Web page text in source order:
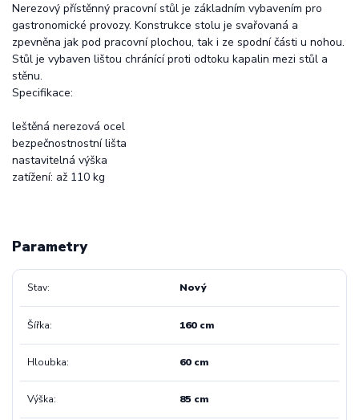
Nerezový přístěnný pracovní stůl je základním vybavením pro
gastronomické provozy. Konstrukce stolu je svařovaná a
zpevněna jak pod pracovní plochou, tak i ze spodní části u nohou.
Stůl je vybaven lištou chránící proti odtoku kapalin mezi stůl a
stěnu.
Specifikace:
leštěná nerezová ocel
bezpečnostnostní lišta
nastavitelná výška
zatížení: až 110 kg
Parametry
Stav Nový
Šířka 160 cm
Hloubka 60 cm
Výška 85 cm